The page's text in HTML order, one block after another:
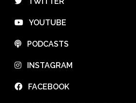
⠀YOUTUBE
⠀PODCASTS
⠀INSTAGRAM
⠀FACEBOOK